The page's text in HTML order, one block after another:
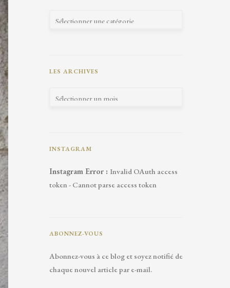
LES ARCHIVES
INSTAGRAM
Instagram Error : Invalid OAuth access
token - Cannot parse access token
ABONNEZ-VOUS
Abonnez-vous à ce blog et soyez notifié de
chaque nouvel article par e-mail.